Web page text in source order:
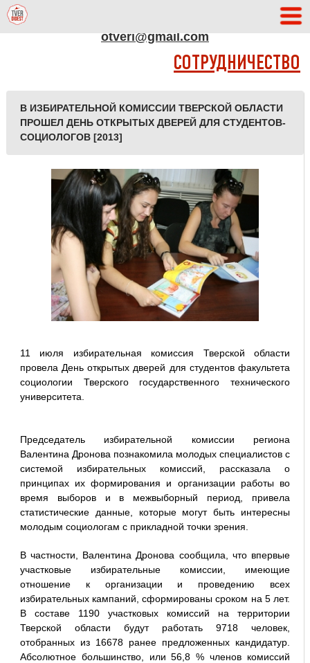
otveri@gmail.com
СОТРУДНИЧЕСТВО
В ИЗБИРАТЕЛЬНОЙ КОМИССИИ ТВЕРСКОЙ ОБЛАСТИ
ПРОШЕЛ ДЕНЬ ОТКРЫТЫХ ДВЕРЕЙ ДЛЯ СТУДЕНТОВ-
СОЦИОЛОГОВ [2013]
11 июля избирательная комиссия Тверской области
провела День открытых дверей для студентов факультета
социологии Тверского государственного технического
университета.
Председатель избирательной комиссии региона
Валентина Дронова познакомила молодых специалистов с
системой избирательных комиссий, рассказала о
принципах их формирования и организации работы во
время выборов и в межвыборный период, привела
статистические данные, которые могут быть интересны
молодым социологам с прикладной точки зрения.
В частности, Валентина Дронова сообщила, что впервые
участковые избирательные комиссии, имеющие
отношение к организации и проведению всех
избирательных кампаний, сформированы сроком на 5 лет.
В составе 1190 участковых комиссий на территории
Тверской области будут работать 9718 человек,
отобранных из 16678 ранее предложенных кандидатур.
Абсолютное большинство, или 56,8 % членов комиссий